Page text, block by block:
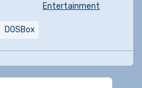
Entertainment
DOSBox